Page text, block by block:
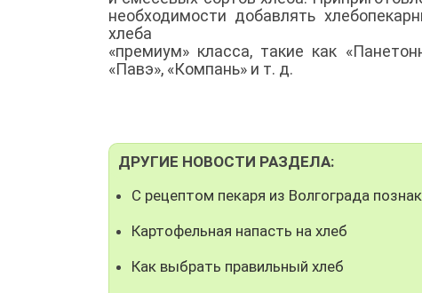
необходимости добавлять
хлеба
«премиум» класса, такие как
«Павэ», «Компань» и т. д.
ДРУГИЕ НОВОСТИ РАЗДЕЛА:
С рецептом пекаря из Волгограда
Картофельная напасть на хлеб
Как выбрать правильный хлеб